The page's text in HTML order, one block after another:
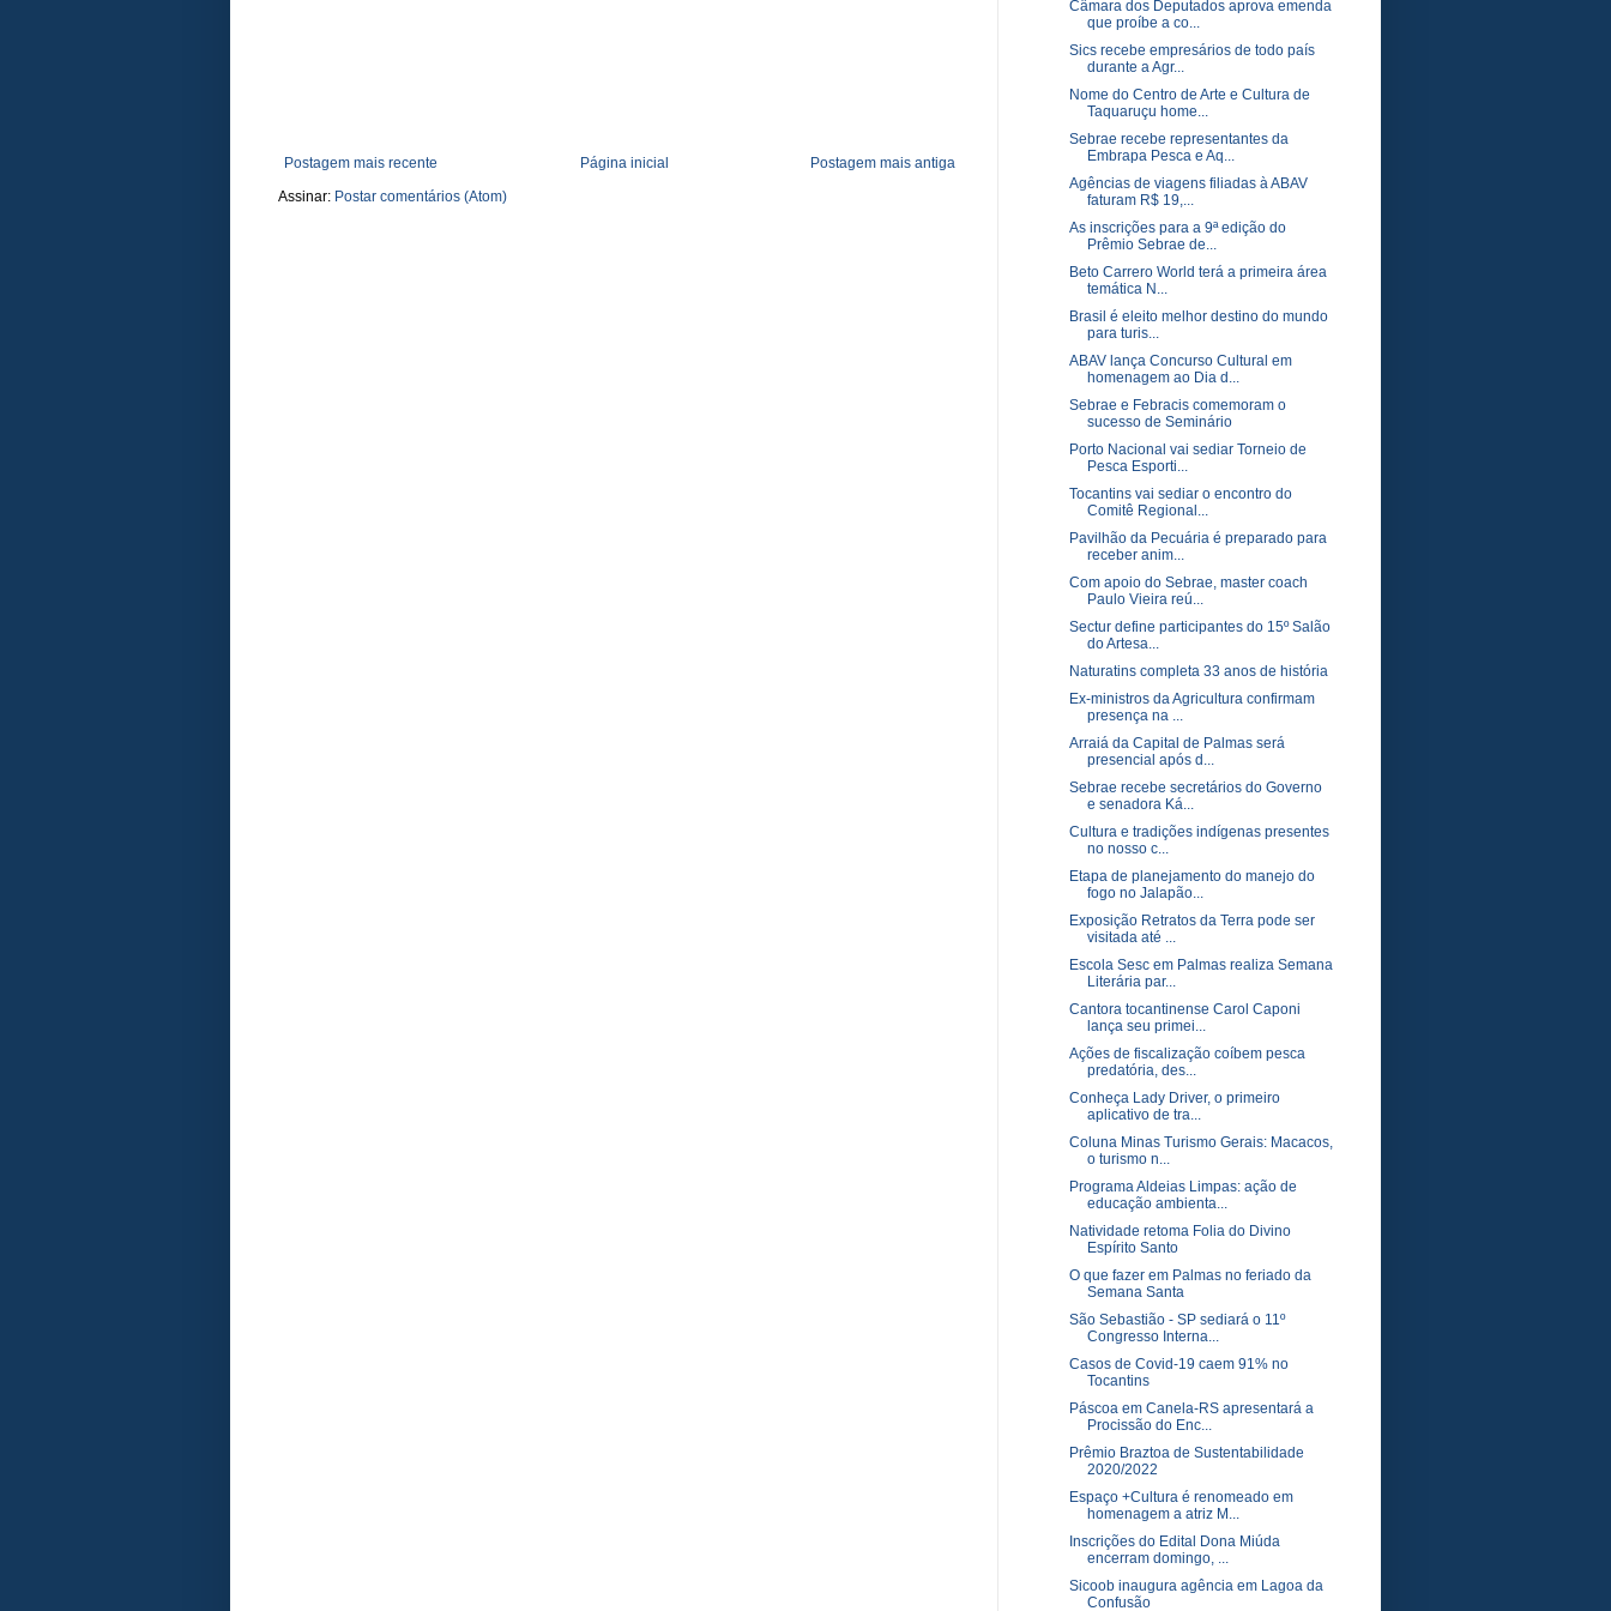
Postagem mais recente Postagem mais antiga
Página inicial
Assinar: Postar comentários (Atom)
Câmara dos Deputados aprova emenda
que proíbe a co...
Sics recebe empresários de todo país
durante a Agr...
Nome do Centro de Arte e Cultura de
Taquaruçu home...
Sebrae recebe representantes da
Embrapa Pesca e Aq...
Agências de viagens filiadas à ABAV
faturam R$ 19,...
As inscrições para a 9ª edição do
Prêmio Sebrae de...
Beto Carrero World terá a primeira área
temática N...
Brasil é eleito melhor destino do mundo
para turis...
ABAV lança Concurso Cultural em
homenagem ao Dia d...
Sebrae e Febracis comemoram o
sucesso de Seminário
Porto Nacional vai sediar Torneio de
Pesca Esporti...
Tocantins vai sediar o encontro do
Comitê Regional...
Pavilhão da Pecuária é preparado para
receber anim...
Com apoio do Sebrae, master coach
Paulo Vieira reú...
Sectur define participantes do 15º Salão
do Artesa...
Naturatins completa 33 anos de história
Ex-ministros da Agricultura confirmam
presença na ...
Arraiá da Capital de Palmas será
presencial após d...
Sebrae recebe secretários do Governo
e senadora Ká...
Cultura e tradições indígenas presentes
no nosso c...
Etapa de planejamento do manejo do
fogo no Jalapão...
Exposição Retratos da Terra pode ser
visitada até ...
Escola Sesc em Palmas realiza Semana
Literária par...
Cantora tocantinense Carol Caponi
lança seu primei...
Ações de fiscalização coíbem pesca
predatória, des...
Conheça Lady Driver, o primeiro
aplicativo de tra...
Coluna Minas Turismo Gerais: Macacos,
o turismo n...
Programa Aldeias Limpas: ação de
educação ambienta...
Natividade retoma Folia do Divino
Espírito Santo
O que fazer em Palmas no feriado da
Semana Santa
São Sebastião - SP sediará o 11º
Congresso Interna...
Casos de Covid-19 caem 91% no
Tocantins
Páscoa em Canela-RS apresentará a
Procissão do Enc...
Prêmio Braztoa de Sustentabilidade
2020/2022
Espaço +Cultura é renomeado em
homenagem a atriz M...
Inscrições do Edital Dona Miúda
encerram domingo, ...
Sicoob inaugura agência em Lagoa da
Confusão